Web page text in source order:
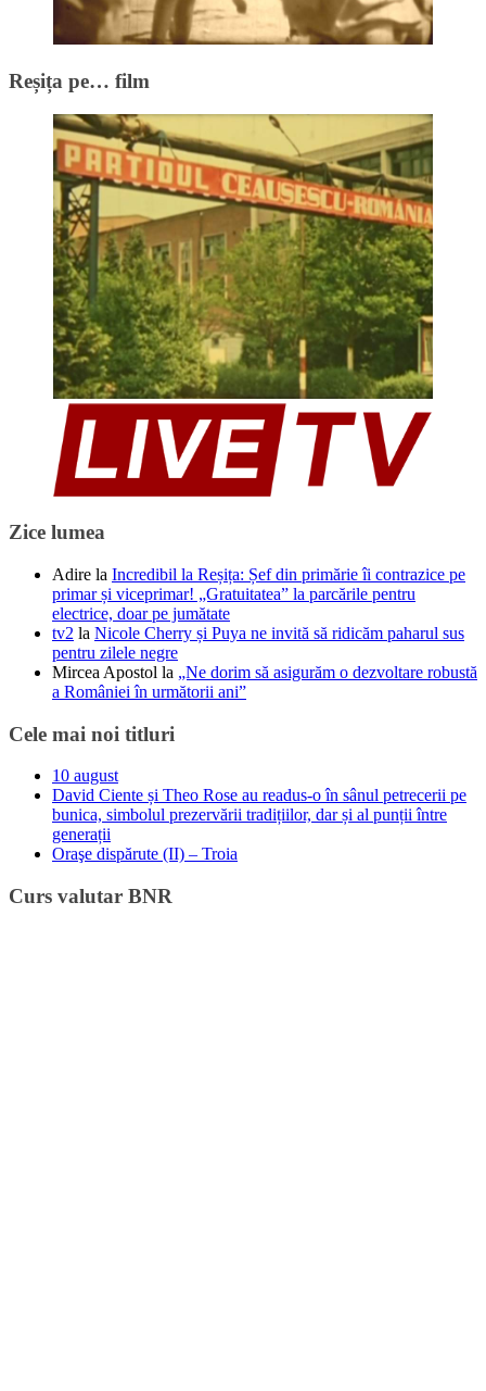
Reșița pe… film
Zice lumea
Adire la Incredibil la Reșița: Șef din primărie îi contrazice pe
primar și viceprimar! „Gratuitatea” la parcările pentru
electrice, doar pe jumătate
tv2 la Nicole Cherry și Puya ne invită să ridicăm paharul sus
pentru zilele negre
Mircea Apostol la „Ne dorim să asigurăm o dezvoltare robustă
a României în următorii ani”
Cele mai noi titluri
10 august
David Ciente și Theo Rose au readus-o în sânul petrecerii pe
bunica, simbolul prezervării tradițiilor, dar și al punții între
generații
Oraşe dispărute (II) – Troia
Curs valutar BNR